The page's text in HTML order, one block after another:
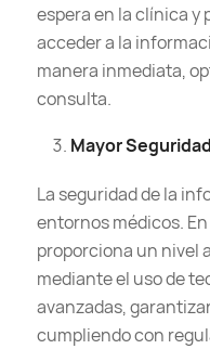
espera en la clínica y
acceder a la
manera inmediata,
consulta.
Mayor
La seguridad de la
entornos médicos.
proporciona un nivel
mediante el uso de
avanzadas,
cumpliendo con